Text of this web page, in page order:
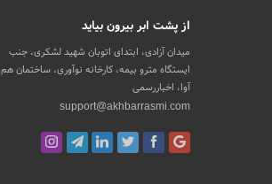
از پشت ابر بیرون بیاید
میدان آزادی، ابتدای اتوبان شهید لشکری، جنب
ایستگاه مترو بیمه، کارخانه نوآوری، ساختمان هم
آوا، اخباررسمی
support@akhbarrasmi.com